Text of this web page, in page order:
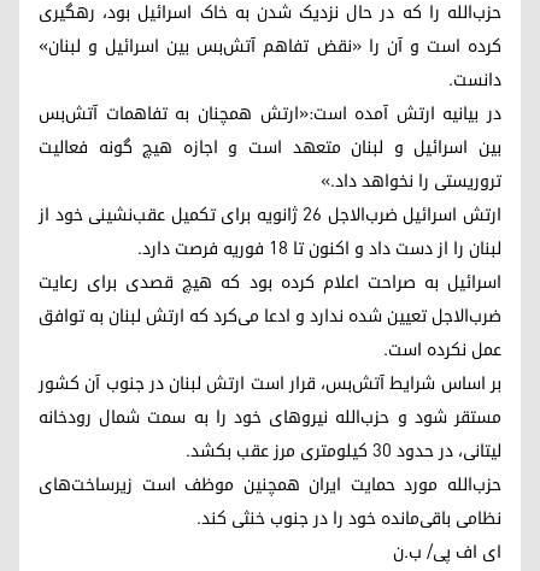
حزب‌الله را که در حال نزدیک شدن به خاک اسرائیل بود، رهگیری
کرده است و آن را «نقض تفاهم آتش‌بس بین اسرائیل و لبنان»
دانست.
در بیانیه ارتش آمده است:«ارتش همچنان به تفاهمات آتش‌بس
بین اسرائیل و لبنان متعهد است و اجازه هیچ گونه فعالیت
تروریستی را نخواهد داد.»
ارتش اسرائیل ضرب‌الاجل 26 ژانویه برای تکمیل عقب‌نشینی خود از
لبنان را از دست داد و اکنون تا 18 فوریه فرصت دارد.
اسرائیل به صراحت اعلام کرده بود که هیچ قصدی برای رعایت
ضرب‌الاجل تعیین شده ندارد و ادعا می‌کرد که ارتش لبنان به توافق
عمل نکرده است.
بر اساس شرایط آتش‌بس، قرار است ارتش لبنان در جنوب آن کشور
مستقر شود و حزب‌الله نیروهای خود را به سمت شمال رودخانه
لیتانی، در حدود 30 کیلومتری مرز عقب ‌بکشد.
حزب‌الله مورد حمایت ایران همچنین موظف است زیرساخت‌های
نظامی باقی‌مانده خود را در جنوب خنثی کند.
ای اف پی/ ب.ن